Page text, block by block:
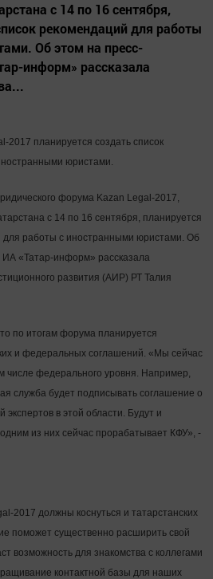
с 14 по 16 сентября,
рекомендаций для работы
Об этом на пресс-
информ» рассказала
2017 планируется создать список
юристами.
форума Kazan Legal-2017,
с 14 по 16 сентября, планируется
для работы с иностранными юристами. Об
«Татар-информ» рассказала
развития (АИР) РТ Талия
по итогам форума планируется
и федеральных соглашений. «Мы сейчас
числе федерального уровня. Например,
служба будет подписывать соглашение о
экспертов в этой области. Будут и
из них сейчас прорабатывает КФУ», -
2017 должны коснуться и татарстанских
поможет существенно расширить свой
возможность для знакомства с коллегами
контактной базы для наших